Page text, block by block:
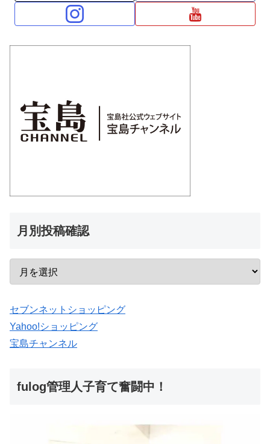
月別投稿確認
セブンネットショッピング
Yahoo!ショッピング
宝島チャンネル
fulog管理人子育て奮闘中！